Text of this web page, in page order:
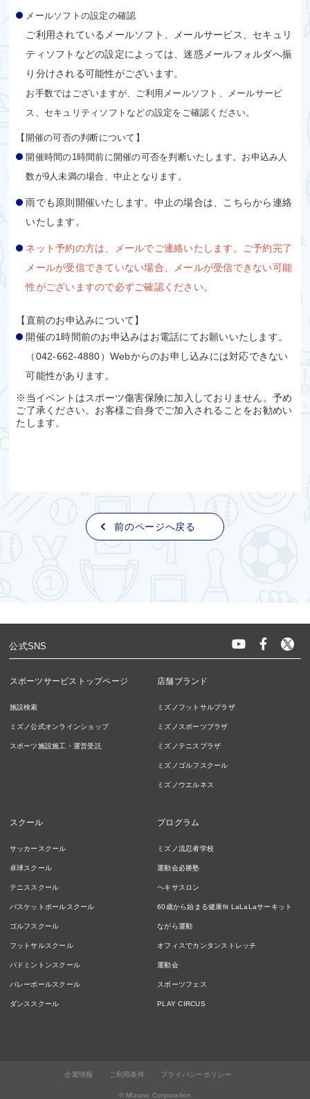
メールソフトの設定の確認
ご利用されているメールソフト、メールサービス、セキュリ
ティソフトなどの設定によっては、迷惑メールフォルダへ振
り分けされる可能性がございます。
お手数ではございますが、ご利用メールソフト、メールサービ
ス、セキュリティソフトなどの設定をご確認ください。
【開催の可否の判断について】
開催時間の1時間前に開催の可否を判断いたします。お申込み人
数が9人未満の場合、中止となります。
雨でも原則開催いたします。中止の場合は、こちらから連絡
いたします。
ネット予約の方は、メールでご連絡いたします。ご予約完了
メールが受信できていない場合、メールが受信できない可能
性がございますので必ずご確認ください。
【直前のお申込みについて】
開催の1時間前のお申込みはお電話にてお願いいたします。
（042-662-4880）Webからのお申し込みには対応できない
可能性があります。
※当イベントはスポーツ傷害保険に加入しておりません。予め
ご了承ください。お客様ご自身でご加入されることをお勧めい
たします。
前のページへ戻る
公式SNS
スポーツサービストップページ
施設検索
ミズノ公式オンラインショップ
スポーツ施設施工・運営受託
店舗ブランド
ミズノフットサルプラザ
ミズノスポーツプラザ
ミズノテニスプラザ
ミズノゴルフスクール
ミズノウエルネス
スクール
サッカースクール
卓球スクール
テニススクール
バスケットボールスクール
ゴルフスクール
フットサルスクール
バドミントンスクール
バレーボールスクール
ダンススクール
プログラム
ミズノ流忍者学校
運動会必勝塾
ヘキサスロン
60歳から始まる健康fit LaLaLaサーキット
ながら運動
オフィスでカンタンストレッチ
運動会
スポーツフェス
PLAY CIRCUS
企業情報 ご利用条件 プライバシーポリシー
© Mizuno Corporation